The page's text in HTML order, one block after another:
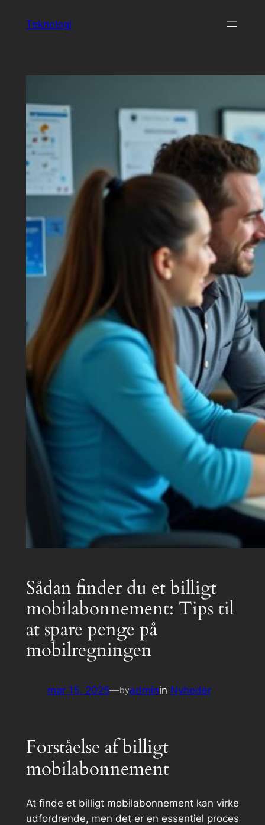
Teknologi
Sådan finder du et billigt
mobilabonnement: Tips til
at spare penge på
mobilregningen
mar 15, 2025—byadminin Nyheder
Forståelse af billigt
mobilabonnement
At finde et billigt mobilabonnement kan virke
udfordrende, men det er en essentiel proces